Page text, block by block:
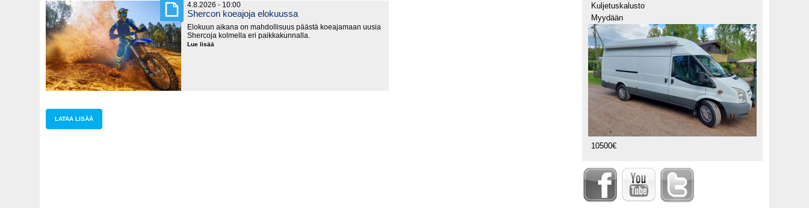
4.8.2026 - 10:00
Shercon koeajoja elokuussa
Elokuun aikana on mahdollisuus päästä koeajamaan uusia
Shercoja kolmella eri paikkakunnalla.
Lue lisää
LATAA LISÄÄ
Kuljetuskalusto
Myydään
10500€